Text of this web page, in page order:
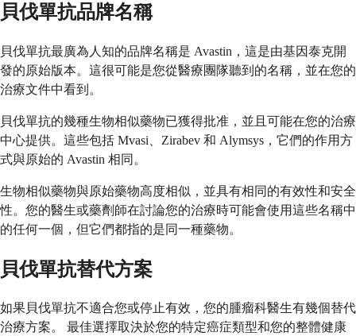
貝伐單抗品牌名稱
貝伐單抗最廣為人知的品牌名稱是 Avastin，這是由基因泰克開
發的原始版本。這很可能是您從醫療團隊聽到的名稱，並在您的
治療文件中看到。
貝伐單抗的幾種生物相似藥物已獲得批准，並且可能在您的治療
中心提供。這些包括 Mvasi、Zirabev 和 Alymsys，它們的作用方
式與原始的 Avastin 相同。
生物相似藥物與原始藥物高度相似，並具有相同的有效性和安全
性。您的醫生或藥劑師在討論您的治療時可能會使用這些名稱中
的任何一個，但它們都指的是同一種藥物。
貝伐單抗替代方案
如果貝伐單抗不適合您或停止有效，您的腫瘤科醫生有幾個替代
治療方案。 最佳選擇取決於您的特定癌症類型和您的整體健康